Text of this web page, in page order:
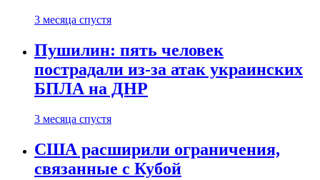
3 месяца спустя
Пушилин: пять человек
пострадали из-за атак украинских
БПЛА на ДНР
3 месяца спустя
США расширили ограничения,
связанные с Кубой